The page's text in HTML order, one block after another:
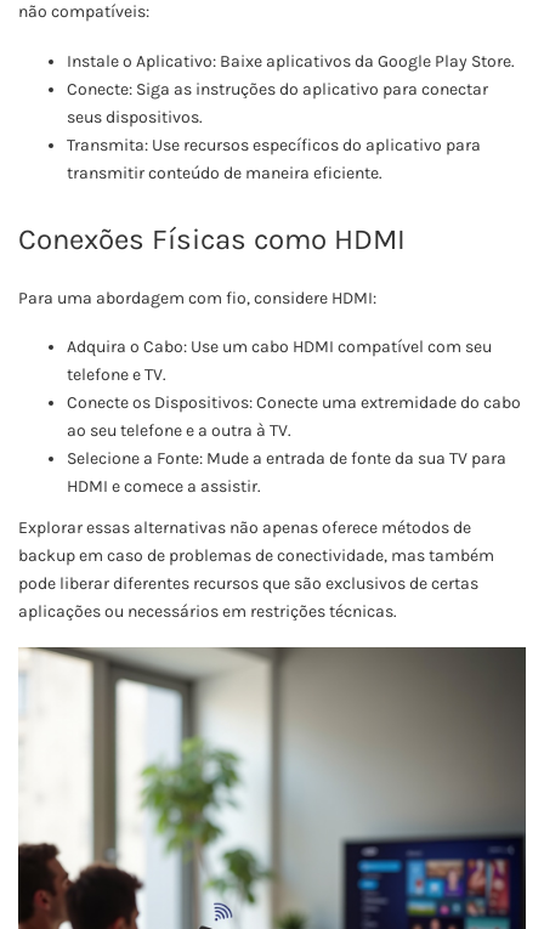
não compatíveis:
Instale o Aplicativo: Baixe aplicativos da Google Play Store.
Conecte: Siga as instruções do aplicativo para conectar
seus dispositivos.
Transmita: Use recursos específicos do aplicativo para
transmitir conteúdo de maneira eficiente.
Conexões Físicas como HDMI
Para uma abordagem com fio, considere HDMI:
Adquira o Cabo: Use um cabo HDMI compatível com seu
telefone e TV.
Conecte os Dispositivos: Conecte uma extremidade do cabo
ao seu telefone e a outra à TV.
Selecione a Fonte: Mude a entrada de fonte da sua TV para
HDMI e comece a assistir.
Explorar essas alternativas não apenas oferece métodos de
backup em caso de problemas de conectividade, mas também
pode liberar diferentes recursos que são exclusivos de certas
aplicações ou necessários em restrições técnicas.